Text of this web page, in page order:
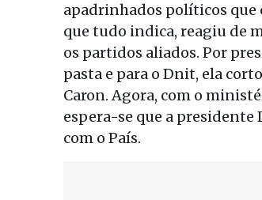
apadrinhados políticos que
que tudo indica, reagiu de
os partidos aliados. Por
pasta e para o Dnit, ela
Caron. Agora, com o
espera-se que a
com o País.